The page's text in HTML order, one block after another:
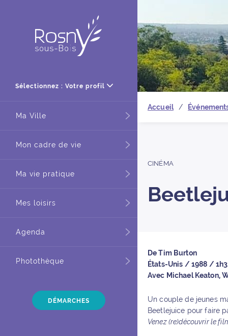
Retour
Sélectionnez : Votre profil
Ma Ville
Mon cadre de vie
Ma vie pratique
Mes loisirs
Agenda
Photothèque
DÉMARCHES
Accueil
CINÉMA
De Tim Burton
États-Unis / 1988 /
Avec Michael Keaton,
Un couple de jeunes
Beetlejuice pour faire
Venez (re)découvrir le